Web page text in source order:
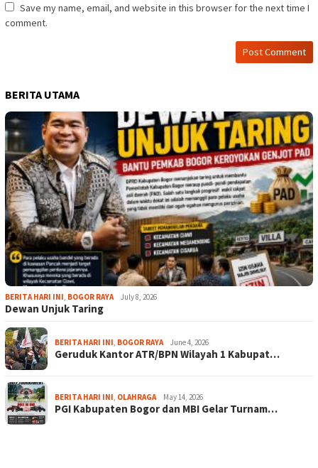
Save my name, email, and website in this browser for the next time I
comment.
BERITA UTAMA
BERITA HARI INI, BOGOR RAYA July 8, 2026
Dewan Unjuk Taring
BERITA HARI INI, BOGOR RAYA June 4, 2026
Geruduk Kantor ATR/BPN Wilayah 1 Kabupat…
BERITA HARI INI, OLAHRAGA May 14, 2026
PGI Kabupaten Bogor dan MBI Gelar Turnam…